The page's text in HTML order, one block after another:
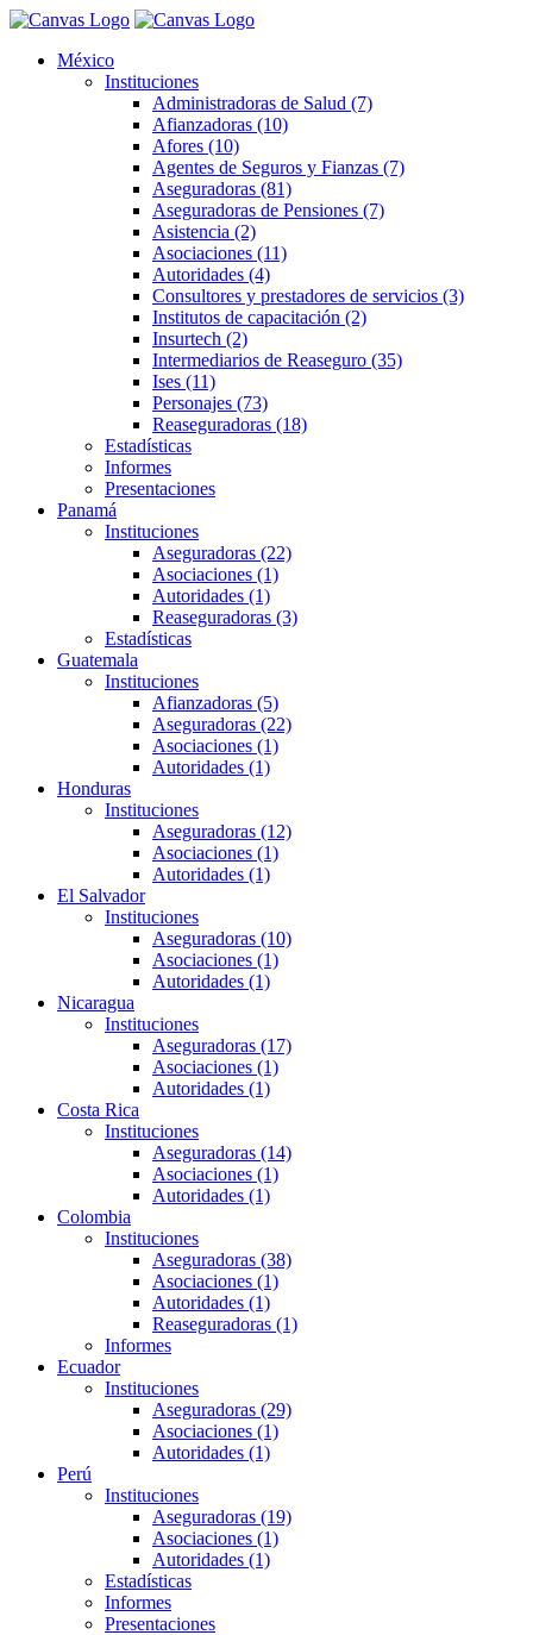
México
Instituciones
Administradoras de Salud (7)
Afianzadoras (10)
Afores (10)
Agentes de Seguros y Fianzas (7)
Aseguradoras (81)
Aseguradoras de Pensiones (7)
Asistencia (2)
Asociaciones (11)
Autoridades (4)
Consultores y prestadores de servicios (3)
Institutos de capacitación (2)
Insurtech (2)
Intermediarios de Reaseguro (35)
Ises (11)
Personajes (73)
Reaseguradoras (18)
Estadísticas
Informes
Presentaciones
Panamá
Instituciones
Aseguradoras (22)
Asociaciones (1)
Autoridades (1)
Reaseguradoras (3)
Estadísticas
Guatemala
Instituciones
Afianzadoras (5)
Aseguradoras (22)
Asociaciones (1)
Autoridades (1)
Honduras
Instituciones
Aseguradoras (12)
Asociaciones (1)
Autoridades (1)
El Salvador
Instituciones
Aseguradoras (10)
Asociaciones (1)
Autoridades (1)
Nicaragua
Instituciones
Aseguradoras (17)
Asociaciones (1)
Autoridades (1)
Costa Rica
Instituciones
Aseguradoras (14)
Asociaciones (1)
Autoridades (1)
Colombia
Instituciones
Aseguradoras (38)
Asociaciones (1)
Autoridades (1)
Reaseguradoras (1)
Informes
Ecuador
Instituciones
Aseguradoras (29)
Asociaciones (1)
Autoridades (1)
Perú
Instituciones
Aseguradoras (19)
Asociaciones (1)
Autoridades (1)
Estadísticas
Informes
Presentaciones